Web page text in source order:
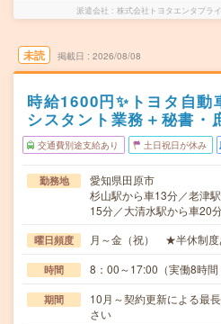
派遣会社 株式会社トヨタエンタプラ
未読 掲載日 2026/08/08
時給1600円✨トヨタ自
シスタント業務＋秘書・
交通費別途支給あり 土日祝日が休み
勤務地
愛知県田原市
杉山駅から車13分／老津
15分／大清水駅から車20
曜日頻度 月～金（祝） ★半休制度
時間 8：00～17:00（実働8時
期間
10月～契約更新による最
さい